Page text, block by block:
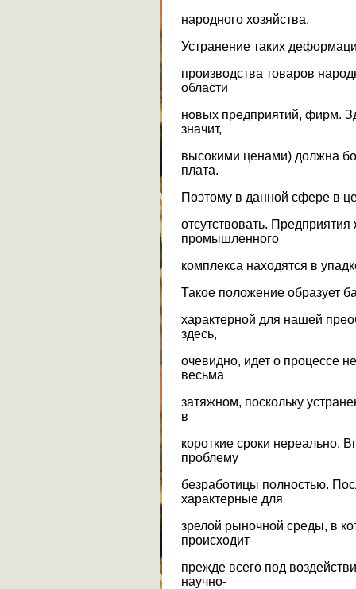
народного хозяйства.
Устранение таких
производства товаров
области
новых предприятий, фирм.
значит,
высокими ценами) должна
плата.
Поэтому в данной сфере в
отсутствовать.
промышленного
комплекса находятся в
Такое положение образует
характерной для нашей
здесь,
очевидно, идет о процессе
весьма
затяжном, поскольку
в
короткие сроки нереально.
проблему
безработицы полностью.
характерные для
зрелой рыночной среды, в
происходит
прежде всего под
научно-